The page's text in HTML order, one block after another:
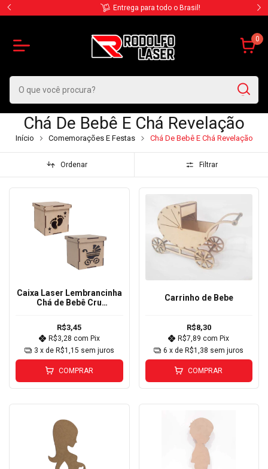
Entrega para todo o Brasil!
0
Chá De Bebê E Chá Revelação
Início Comemorações E Festas Chá De Bebê E Chá Revelação
Ordenar Filtrar
Caixa Laser Lembrancinha
Chá de Bebê Cru
R$3,45
R$3,28 com Pix
3 x de R$1,15 sem juros
COMPRAR
Carrinho de Bebe
R$8,30
R$7,89com Pix
6 x deR$1,38 sem juros
COMPRAR